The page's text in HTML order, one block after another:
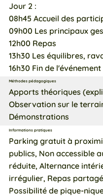
Jour 2 :
08h45 Accueil des
09h00 Les principaux
12h00 Repas
13h30 Les équilibres,
16h30 Fin de l'événement
Méthodes pédagogiques
Apports théoriques
Observation sur le
Démonstrations
Informations pratiques
Parking gratuit à
publics, Non accessible
réduite, Alternance
irrégulier, Repas
Possibilité de pique-